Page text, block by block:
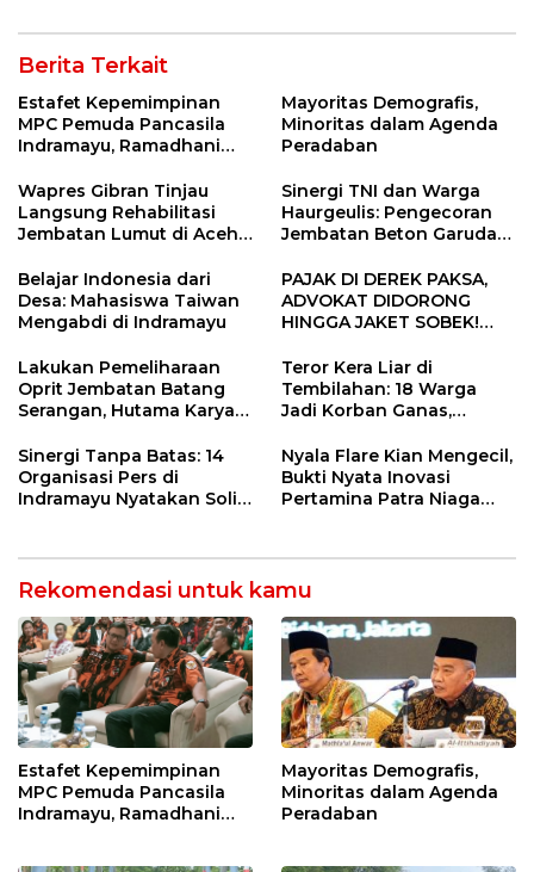
Perawatan Gigi
Berita Terkait
Estafet Kepemimpinan
MPC Pemuda Pancasila
Indramayu, Ramadhani
Pimpin Organisasi Lewat
Muscablub
Mayoritas Demografis,
Minoritas dalam Agenda
Peradaban
Wapres Gibran Tinjau
Langsung Rehabilitasi
Jembatan Lumut di Aceh
Konektivitas Pulih Cepat
Sinergi TNI dan Warga
Haurgeulis: Pengecoran
Jembatan Beton Garuda
Belajar Indonesia dari
Desa: Mahasiswa Taiwan
Mengabdi di Indramayu
PAJAK DI DEREK PAKSA,
ADVOKAT DIDORONG
HINGGA JAKET SOBEK!
Ngamuk Kepung Polresta
Pekanbaru!
Lakukan Pemeliharaan
Oprit Jembatan Batang
Serangan, Hutama Karya
55 Tol Binjai–Langsa
Teror Kera Liar di
Tembilahan: 18 Warga
Jadi Korban Ganas,
12 Jahitan!
Sinergi Tanpa Batas: 14
Organisasi Pers di
Indramayu Nyatakan Solid
Nyala Flare Kian Mengecil,
Bukti Nyata Inovasi
Pertamina Patra Niaga
Rekomendasi untuk kamu
Estafet Kepemimpinan
MPC Pemuda Pancasila
Indramayu, Ramadhani
Mayoritas Demografis,
Minoritas dalam Agenda
Peradaban